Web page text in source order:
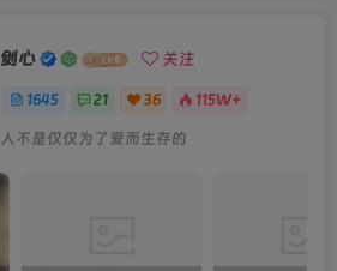
剑心 关注
1645 21 36 115W+
人不是仅仅为了爱而生存的